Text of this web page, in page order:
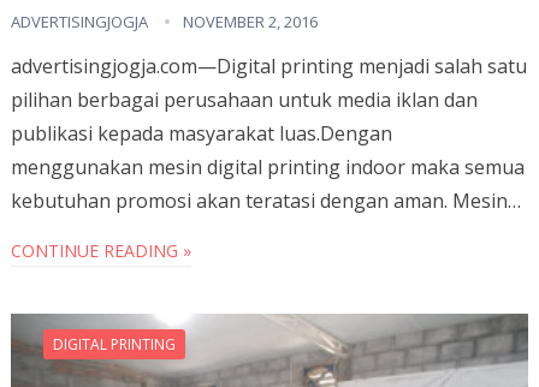
ADVERTISINGJOGJA NOVEMBER 2, 2016
advertisingjogja.com—Digital printing menjadi salah satu
pilihan berbagai perusahaan untuk media iklan dan
publikasi kepada masyarakat luas.Dengan
menggunakan mesin digital printing indoor maka semua
kebutuhan promosi akan teratasi dengan aman. Mesin…
CONTINUE READING »
DIGITAL PRINTING